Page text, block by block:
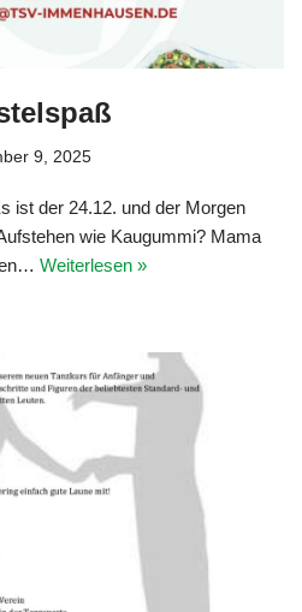
9, 2025
ist der 24.12. und der Morgen
wie Kaugummi? Mama
Weiterlesen »